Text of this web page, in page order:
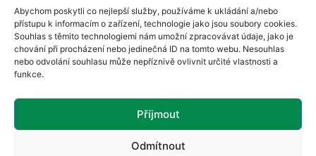
Abychom poskytli co nejlepší služby, používáme k ukládání a/nebo
přístupu k informacím o zařízení, technologie jako jsou soubory cookies.
Souhlas s těmito technologiemi nám umožní zpracovávat údaje, jako je
chování při procházení nebo jedinečná ID na tomto webu. Nesouhlas
nebo odvolání souhlasu může nepříznivě ovlivnit určité vlastnosti a
funkce.
Příjmout
Odmítnout
Odborní garanti:
Prof. MUDr. Eva Kubala Havrdová, CSc.
Prim. MUDr. Marta Vachová
Revenium, z.s. – Hana Potměšilová